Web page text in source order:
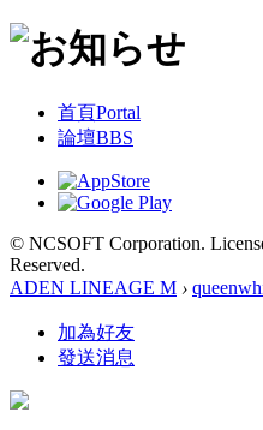
首頁Portal
論壇BBS
© NCSOFT Corporation.
Reserved.
ADEN LINEAGE M ›
加為好友
發送消息